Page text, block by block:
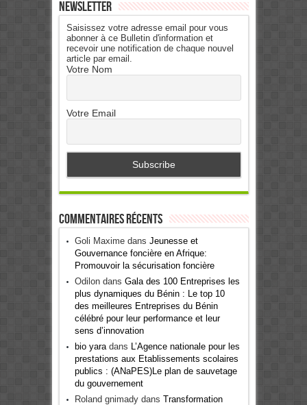
Newsletter
Saisissez votre adresse email pour vous
abonner à ce Bulletin d'information et
recevoir une notification de chaque nouvel
article par email.
Votre Nom
Votre Email
Commentaires récents
Goli Maximedans Jeunesse et
Gouvernance foncière en Afrique:
Promouvoir la sécurisation foncière
Odilondans Gala des 100 Entreprises les
plus dynamiques du Bénin : Le top 10
des meilleures Entreprises du Bénin
célébré pour leur performance et leur
sens d’innovation
bio yaradans
L’Agence nationale pour les
prestations aux Etablissements scolaires
publics : (ANaPES)Le plan de sauvetage
du gouvernement
Roland gnimadydans Transformation